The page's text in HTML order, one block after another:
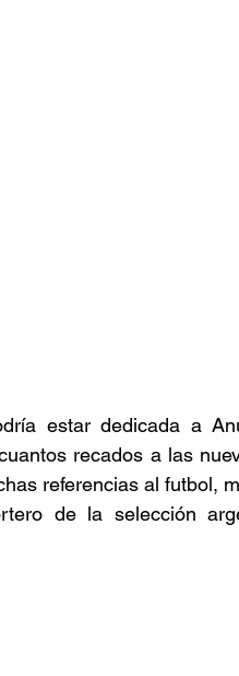
estar dedicada a
recados a las
referencias al futbol,
de la selección